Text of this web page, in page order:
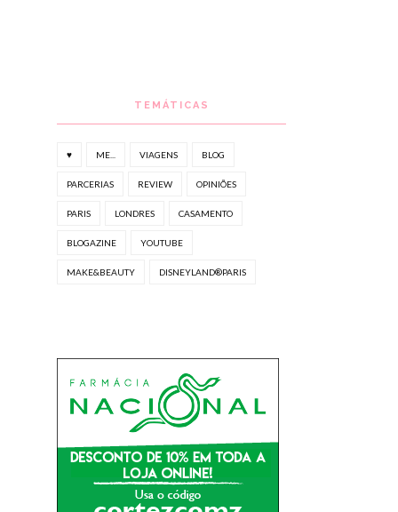
TEMÁTICAS
♥ ME... VIAGENS BLOG
PARCERIAS REVIEW OPINIÕES
PARIS LONDRES CASAMENTO
BLOGAZINE YOUTUBE
MAKE&BEAUTY DISNEYLAND®PARIS